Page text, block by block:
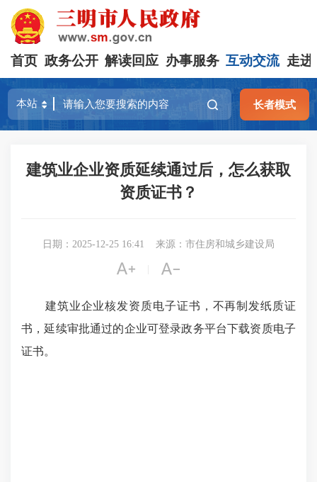
首页 政务公开 解读回应 办事服务 互动交流 走进
长者模式
建筑业企业资质延续通过后，怎么获取
资质证书？
日期：2025-12-25 16:41 来源：市住房和城乡建设局
 
建筑业企业核发资质电子证书，不再制发纸质证
书，延续审批通过的企业可登录政务平台下载资质电子
证书。